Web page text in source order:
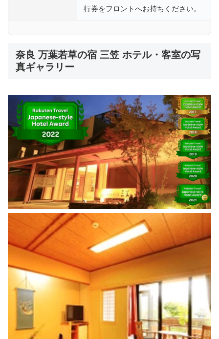
行券をフロントへお持ちください。
奈良 万葉若草の宿 三笠 ホテル・客室の写
真ギャラリー